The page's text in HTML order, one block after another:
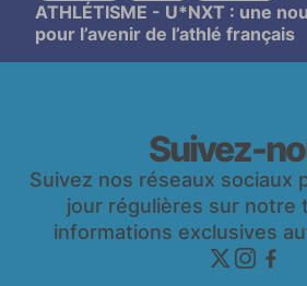
ATHLÉTISME - U*NXT : une
pour l’avenir de l’athlé français
Suivez-
Suivez nos réseaux sociaux
jour régulières sur notre
informations exclusives
twitter instagram facebook